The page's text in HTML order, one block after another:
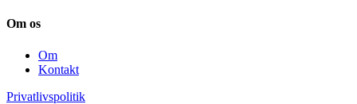
Om os
Om
Kontakt
Privatlivspolitik